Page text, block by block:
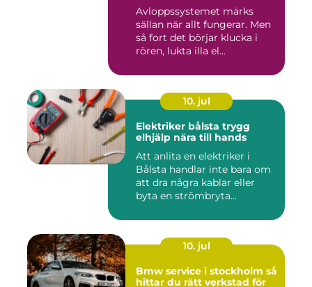
Avloppssystemet märks
sällan när allt fungerar. Men
så fort det börjar klucka i
rören, lukta illa el...
10. jul
Elektriker bålsta trygg
elhjälp nära till hands
Att anlita en elektriker i
Bålsta handlar inte bara om
att dra några kablar eller
byta en strömbryta...
10. jul
Bmw service i stockholm så
hittar du rätt verkstad för